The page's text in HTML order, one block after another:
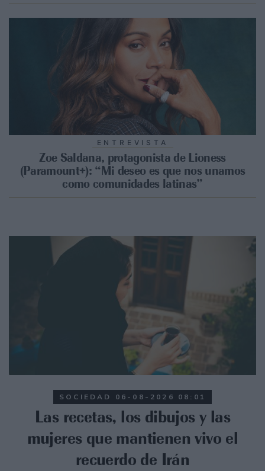
ENTREVISTA
Zoe Saldana, protagonista de Lioness
(Paramount+): “Mi deseo es que nos unamos
como comunidades latinas”
SOCIEDAD 06-08-2026 08:01
Las recetas, los dibujos y las
mujeres que mantienen vivo el
recuerdo de Irán